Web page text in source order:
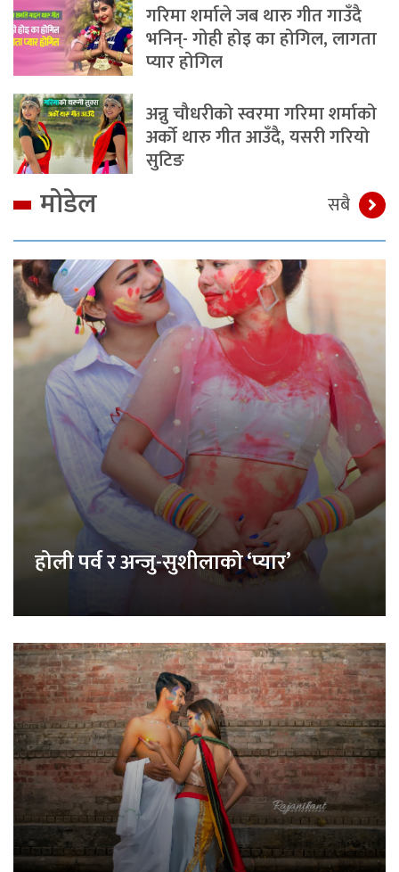
गरिमा शर्माले जब थारु गीत गाउँदै
भनिन्- गोही होइ का होगिल, लागता
प्यार होगिल
अन्नु चौधरीको स्वरमा गरिमा शर्माको
अर्को थारु गीत आउँदै, यसरी गरियो
सुटिङ
मोडेल सबै
होली पर्व र अन्जु-सुशीलाको ‘प्यार’